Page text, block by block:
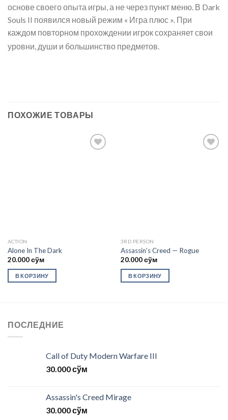
основе своего опыта игры, а не через пункт меню. В Dark
Souls II появился новый режим « Игра плюс ». При
каждом повторном прохождении игрок сохраняет свои
уровни, души и большинство предметов.
ПОХОЖИЕ ТОВАРЫ
ACTION
Alone In The Dark
20.000сўм
В КОРЗИНУ
3RD PERSON
Assassin’s Creed — Rogue
20.000сўм
В КОРЗИНУ
ПОСЛЕДНИЕ
Call of Duty Modern Warfare III
30.000сўм
Assassin's Creed Mirage
30.000сўм